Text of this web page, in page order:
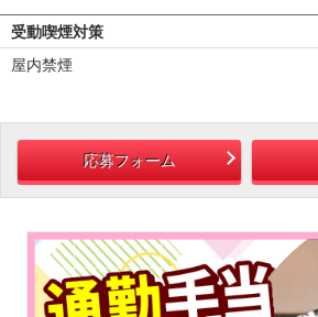
受動喫煙対策
屋内禁煙
応募フォーム